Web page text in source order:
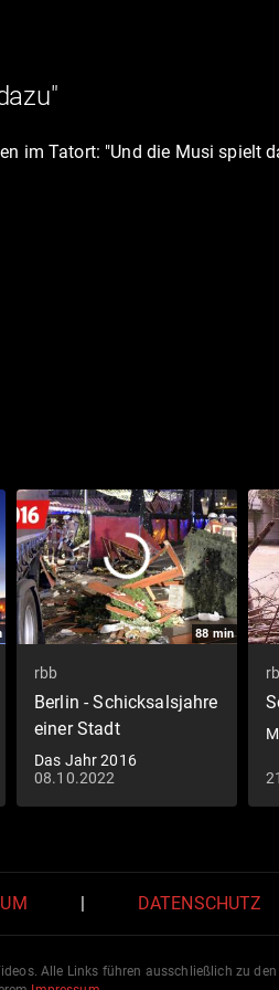
im Tatort: "Und die Musi spielt
88min
rbb
Berlin - Schicksalsjahre
einer Stadt
Das Jahr 2016
08.10.2022
DATENSCHUTZ
Alle Links führen ausschließlich zu den